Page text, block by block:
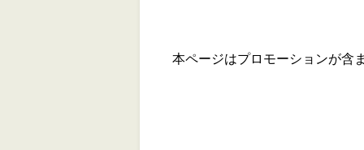
本ページはプロモーションが含